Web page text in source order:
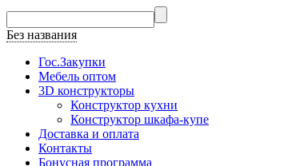
Без названия
Гос.Закупки
Мебель оптом
3D конструкторы
Конструктор кухни
Конструктор шкафа-купе
Доставка и оплата
Контакты
Бонусная программа